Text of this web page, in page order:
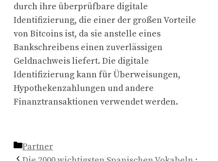
durch ihre überprüfbare digitale
Identifizierung, die einer der großen Vorteile
von Bitcoins ist, da sie anstelle eines
Bankschreibens einen zuverlässigen
Geldnachweis liefert. Die digitale
Identifizierung kann für Überweisungen,
Hypothekenzahlungen und andere
Finanztransaktionen verwendet werden.
Kategorien
Partner